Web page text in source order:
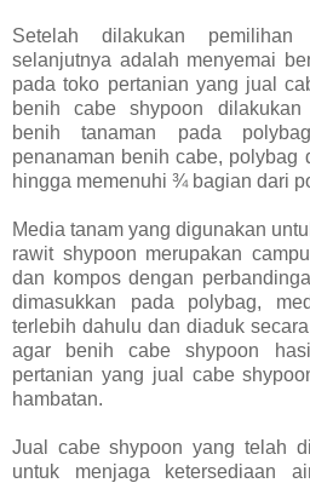
Setelah dilakukan
selanjutnya adalah menyemai
pada toko pertanian yang jual
benih cabe shypoon
benih tanaman pada
penanaman benih cabe, polybag
hingga memenuhi ¾ bagian dari
Media tanam yang digunakan
rawit shypoon merupakan
dan kompos dengan
dimasukkan pada polybag,
terlebih dahulu dan diaduk
agar benih cabe shypoon
pertanian yang jual cabe
hambatan.
Jual cabe shypoon yang telah
untuk menjaga ketersediaan